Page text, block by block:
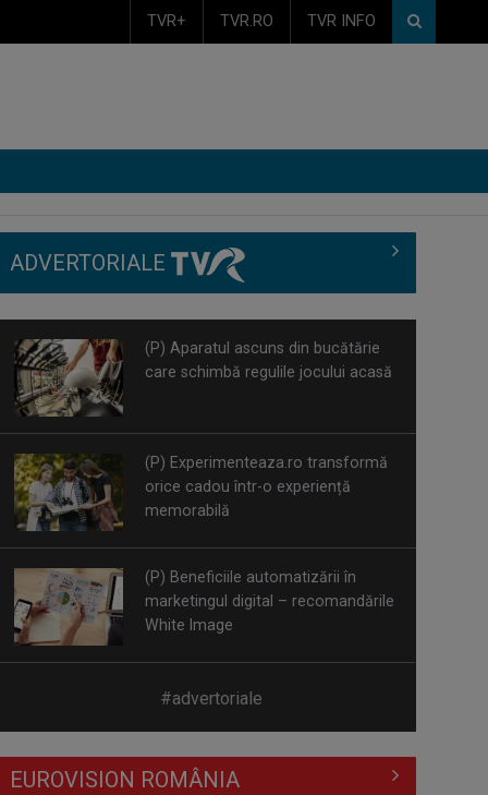
TVR+ TVR.RO TVR INFO
ADVERTORIALE
(P) Experimenteaza.ro transformă
orice cadou într-o experiență
(P) Beneficiile automatizării în
marketingul digital – recomandările
White Image
(P) Se poate pune dantură fixă pe
implanturi într-o singură zi? Cum ...
(P) 5 platforme de meditații online
#advertoriale
EUROVISION ROMÂNIA